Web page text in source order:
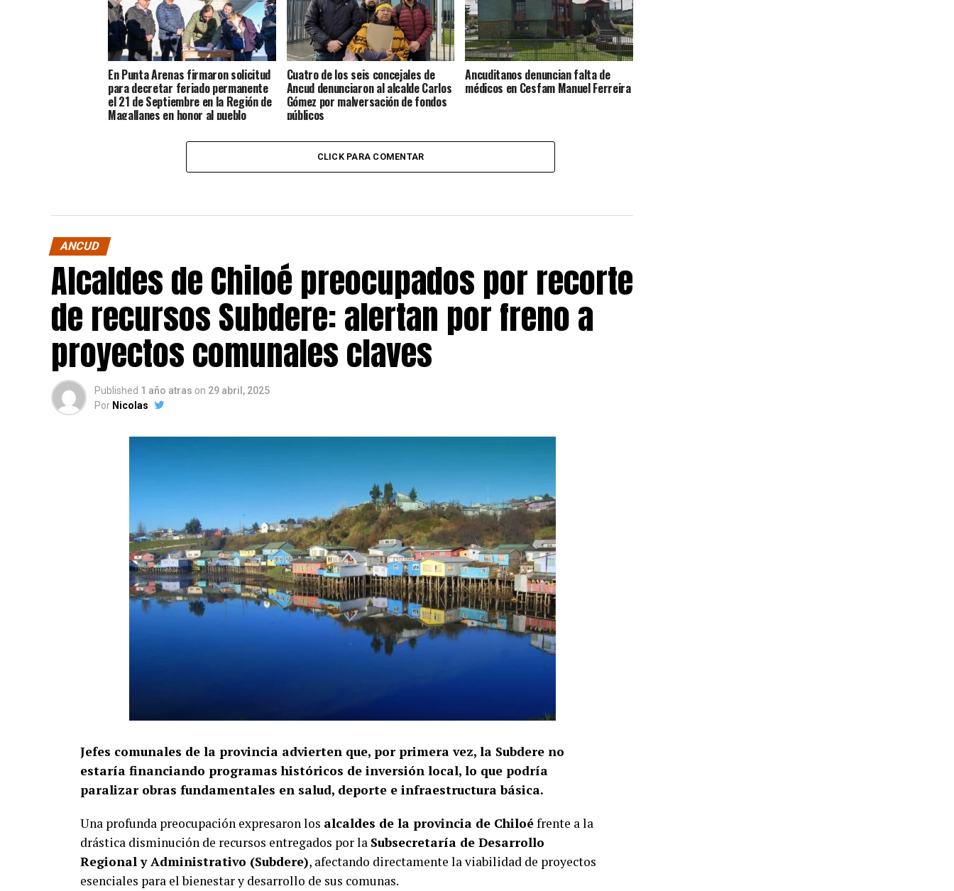
En Punta Arenas firmaron solicitud
para decretar feriado permanente
el 21 de Septiembre en la Región de
Magallanes en honor al pueblo
Cuatro de los seis concejales de
Ancud denunciaron al alcalde Carlos
Gómez por malversación de fondos
públicos
Ancuditanos denuncian falta de
médicos en Cesfam Manuel Ferreira
CLICK PARA COMENTAR
ANCUD
Alcaldes de Chiloé preocupados por recorte
de recursos Subdere: alertan por freno a
proyectos comunales claves
Published 1 año atras on 29 abril, 2025
Por Nicolas
Jefes comunales de la provincia advierten que, por primera vez, la Subdere no
estaría financiando programas históricos de inversión local, lo que podría
paralizar obras fundamentales en salud, deporte e infraestructura básica.
Una profunda preocupación expresaron los alcaldes de la provincia de Chiloéfrente a la
drástica disminución de recursos entregados por la Subsecretaría de Desarrollo
Regional y Administrativo (Subdere), afectando directamente la viabilidad de proyectos
esenciales para el bienestar y desarrollo de sus comunas.